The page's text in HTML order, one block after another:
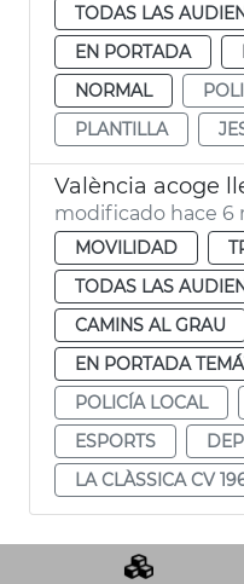
TODAS LAS
EN PORTADA
NORMAL
PLANTILLA
modificado hace 6
MOVILIDAD
TODAS LAS
CAMINS AL GRAU
EN PORTADA
POLICÍA LOCAL
ESPORTS
LA CLÀSSICA CV